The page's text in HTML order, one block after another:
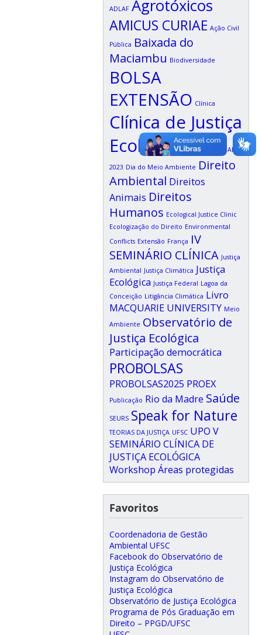
ADLAF Agrotóxicos
AMICUS CURIAE Ação Civil
Pública Baixada do
Maciambu Biodiversidade
BOLSA
EXTENSÃO Clínica
Clínica de Justiça
Ecológica Congresso ADALF
2023 Dia do Meio Ambiente Direito
Ambiental Direitos
Animais Direitos
Humanos Ecological Justice Clinic
Ecologização do Direito Environmental
Conflicts Extensão França IV
SEMINÁRIO CLÍNICA Justiça
Ambiental Justiça Climática Justiça
Ecológica Justiça Federal Lagoa da
Conceição Litigância Climática Livro
MACQUARIE UNIVERSITY Meio
Ambiente Observatório de
Justiça Ecológica
Participação democrática
PROBOLSAS
PROBOLSAS2025 PROEX
Publicação Rio da Madre Saúde
SEURS Speak for Nature
TEORIAS DA JUSTIÇA UFSC UPO V
SEMINÁRIO CLÍNICA DE
JUSTIÇA ECOLÓGICA
Workshop Áreas protegidas
Favoritos
Coordenadoria de Gestão
Ambiental UFSC
Facebook do Observatório de
Justiça Ecológica
Instagram do Observatório de
Justiça Ecológica
Observatório de Justiça Ecológica
Programa de Pós Graduação em
Direito – PPGD/UFSC